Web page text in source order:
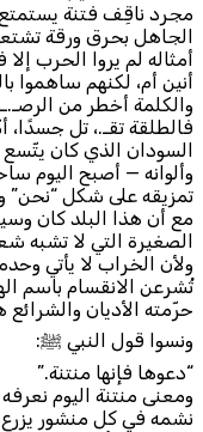
مجرد ناقِف فتنة
الجاهل بحرق ورقة
أمثاله لم يروا الحرب
أنين أم، لكنهم ساهموا
والكلمة أخطر من
فالطلقة تقـ.، تل جسدًا،
السودان الذي كان يتّسع
وألوانه — أصبح اليوم
تمزيقه على شكل “نحن”
مع أن هذا البلد كان
الصغيرة التي لا تشبه
ولأن الخراب لا يأتي
تُشرعن الانقسام باسم
حرّمته الأديان
ونسوا قول النبي ﷺ:
“دعوها فإنها منتنة.”
ومعنى منتنة اليوم
نشمه في كل منشور يزرع